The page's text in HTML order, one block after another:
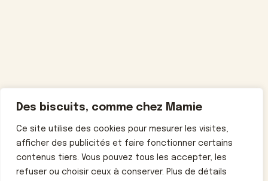
Des biscuits, comme chez Mamie
Ce site utilise des cookies pour mesurer les visites,
afficher des publicités et faire fonctionner certains
contenus tiers. Vous pouvez tous les accepter, les
refuser ou choisir ceux à conserver. Plus de détails